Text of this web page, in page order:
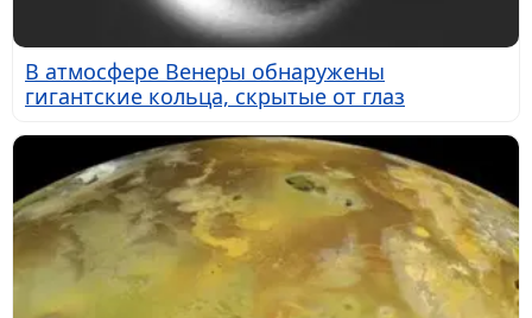
В атмосфере Венеры обнаружены
гигантские кольца, скрытые от глаз